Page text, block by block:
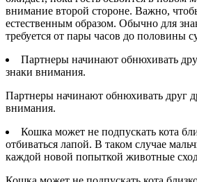
внимание второй стороне. Важно,
естественным образом. Обычно для
требуется от пары часов до половины
Партнеры начинают обнюхивать
знаки внимания.
Партнеры начинают обнюхивать друг
внимания.
Кошка может не подпускать кота
отбиваться лапой. В таком случае
каждой новой попыткой животные